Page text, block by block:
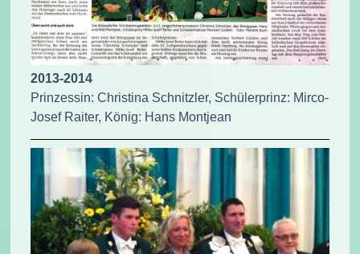
2013-2014
Prinzessin: Christina Schnitzler, Schülerprinz: Mirco-
Josef Raiter, König: Hans Montjean